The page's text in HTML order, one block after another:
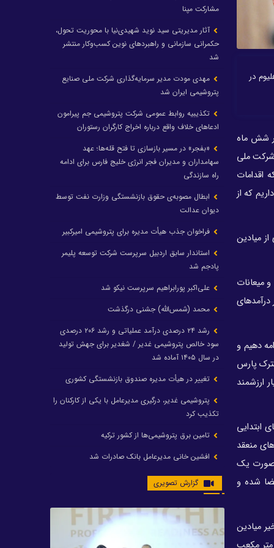
گاز هلیوم در
شش ماه
ملی
و ابلاغ سیاست‌های اصل 44 رو به رو بود که اقدامات
نفتی و گازی در کشور داریم که از
میادین
40 درصد صادرات نفت خام و میعانات
دهیم و
پارس
ارزشمند
ابتدایی
قراردادهای منعقد
صورت یک
شده و
میادین
مشارکت مپنا
آثار مدیریتی سید نوید شهیدی‌نیا با محوریت تحول،
حکمرانی سازمانی و راهبردهای نوین کسب‌وکار منتشر
شد
مهدی مودت مدیر سرمایه‌گذاری شرکت ملی صنایع
پتروشیمی ایران شد
تکذیبیه روابط عمومی شرکت پتروشیمی جم پیرامون
ادعاهای خلاف واقع درباره اخراج کارگران رستوران
«بفجر» در مسیر بازسازی تا فتح قله‌ها؛ عهد
سهامداران و مدیران فجر انرژی خلیج فارس برای ادامه
راه سازندگی
ابطال مصوبه‌ی حقوق بازنشستگی وزارت نفت توسط
دیوان عدالت
فراخوان جذب هیأت مدیره برای پتروشیمی امیرکبیر
استاندار سابق اردبیل سرپرست شرکت توسعه پلیمر
پادجم شد
علی‌اکبر پورابراهیم سرپرست نیکو شد
محمد (شمس‌الله) جشنی درگذشت
رشد ۲۴ درصدی درآمد عملیاتی و رشد ۲۰۶ درصدی
سود خالص پتروشیمی غدیر / شغدیر برای جهش تولید
در سال ۱۴۰۵ آماده شد
تغییر در هیأت مدیره صندوق بازنشستگی کشوری
پتروشیمی غدیر، درگیری مدیرعامل با یکی از کارکنان را
تکذیب کرد
تامین برق پتروشیمی‌ها از کشور ترکیه
افشین خانی مدیرعامل بانک صادرات شد
ایرانول ۶ همت سود تقسیم کرد
با حکم رئیس‌جمهور؛ دکتر عسکری‌آزاد و دکتر مروتی در
شورای سازمان بهینه‌سازی و مدیریت راهبردی انرژی
گزارش تصویری